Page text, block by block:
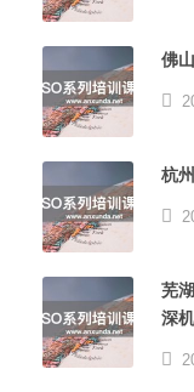
佛
杭
芜
深